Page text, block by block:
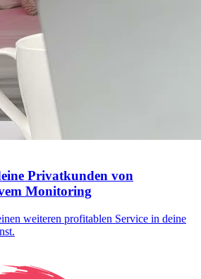
Privatkunden von
Monitoring
weiteren profitablen Service in deine